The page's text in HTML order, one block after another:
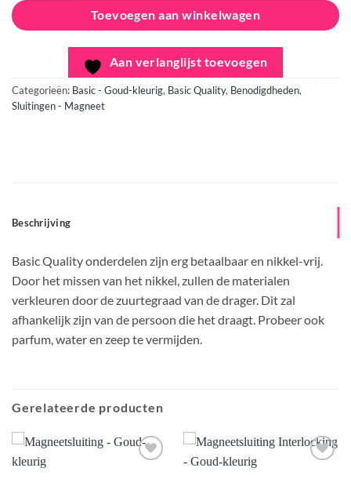
Toevoegen aan winkelwagen
Aan verlanglijst toevoegen
Categorieën: Basic - Goud-kleurig, Basic Quality, Benodigdheden,
Sluitingen - Magneet
Beschrijving
Basic Quality onderdelen zijn erg betaalbaar en nikkel-vrij.
Door het missen van het nikkel, zullen de materialen
verkleuren door de zuurtegraad van de drager. Dit zal
afhankelijk zijn van de persoon die het draagt. Probeer ook
parfum, water en zeep te vermijden.
Gerelateerde producten